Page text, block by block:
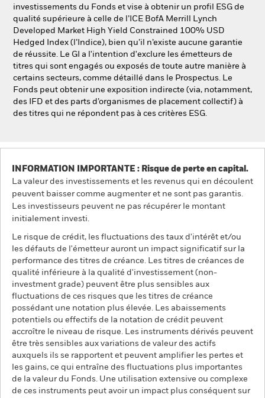
investissements du Fonds et vise à obtenir un profil ESG de
qualité supérieure à celle de l’ICE BofA Merrill Lynch
Developed Market High Yield Constrained 100% USD
Hedged Index (l’Indice), bien qu’il n’existe aucune garantie
de réussite. Le GI a l'intention d'exclure les émetteurs de
titres qui sont engagés ou exposés de toute autre manière à
certains secteurs, comme détaillé dans le Prospectus. Le
Fonds peut obtenir une exposition indirecte (via, notamment,
des IFD et des parts d’organismes de placement collectif) à
des titres qui ne répondent pas à ces critères ESG.
INFORMATION IMPORTANTE : Risque de perte en capital.
La valeur des investissements et les revenus qui en découlent
peuvent baisser comme augmenter et ne sont pas garantis.
Les investisseurs peuvent ne pas récupérer le montant
initialement investi.
Le risque de crédit, les fluctuations des taux d'intérêt et/ou
les défauts de l'émetteur auront un impact significatif sur la
performance des titres de créance. Les titres de créances de
qualité inférieure à la qualité d'investissement (non-
investment grade) peuvent être plus sensibles aux
fluctuations de ces risques que les titres de créance
possédant une notation plus élevée. Les abaissements
potentiels ou effectifs de la notation de crédit peuvent
accroître le niveau de risque. Les instruments dérivés peuvent
être très sensibles aux variations de valeur des actifs
auxquels ils se rapportent et peuvent amplifier les pertes et
les gains, ce qui entraîne des fluctuations plus importantes
de la valeur du Fonds. Une utilisation extensive ou complexe
de ces instruments peut avoir un impact plus conséquent sur